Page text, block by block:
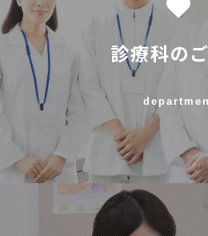
診療科の